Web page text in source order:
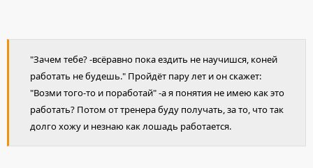
"Зачем тебе? -всёравно пока ездить не научишся, коней
работать не будешь." Пройдёт пару лет и он скажет:
"Возми того-то и поработай" -а я понятия не имею как это
работать? Потом от тренера буду получать, за то, что так
долго хожу и незнаю как лошадь работается.